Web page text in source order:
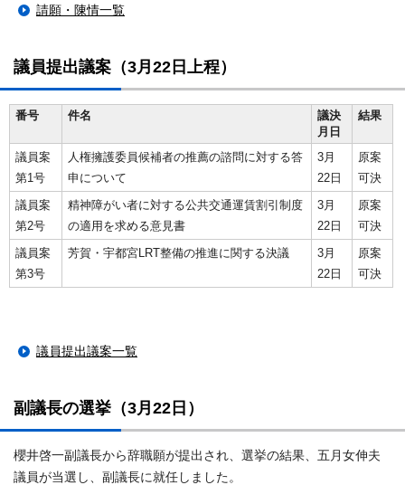
請願・陳情一覧
議員提出議案（3月22日上程）
番号 件名
議決
月日
結果
議員案
第1号
人権擁護委員候補者の推薦の諮問に対する答
申について
3月
22日
原案
可決
議員案
第2号
精神障がい者に対する公共交通運賃割引制度
の適用を求める意見書
3月
22日
原案
可決
議員案
第3号
芳賀・宇都宮LRT整備の推進に関する決議
3月
22日
原案
可決
議員提出議案一覧
副議長の選挙（3月22日）
櫻井啓一副議長から辞職願が提出され、選挙の結果、五月女伸夫
議員が当選し、副議長に就任しました。